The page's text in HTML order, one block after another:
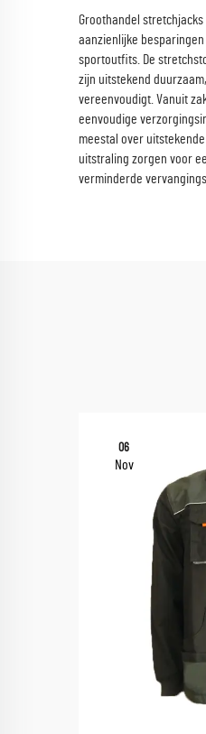
Groothandel
aanzienlijke
sportoutfits. De
zijn uitstekend
vereenvoudigt. Vanuit
eenvoudige
meestal over
uitstraling zorgen voor
verminderde
06
Nov